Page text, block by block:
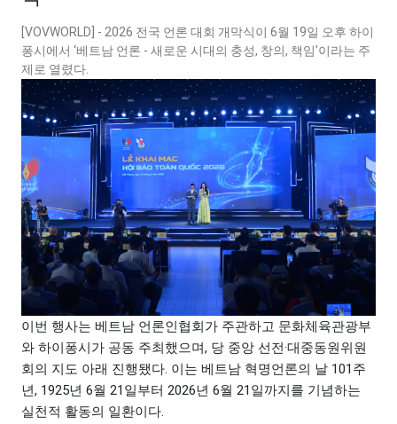
[VOVWORLD] - 2026 전국 언론 대회 개막식이 6월 19일 오후 하이
퐁시에서 ‘베트남 언론 - 새로운 시대의 충성, 창의, 책임’이라는 주
제로 열렸다.
이번 행사는 베트남 언론인협회가 주관하고 문화체육관광부
와 하이퐁시가 공동 주최했으며, 당 중앙 선전·대중동원위원
회의 지도 아래 진행됐다. 이는 베트남 혁명언론의 날 101주
년, 1925년 6월 21일부터 2026년 6월 21일까지를 기념하는
실천적 활동의 일환이다.